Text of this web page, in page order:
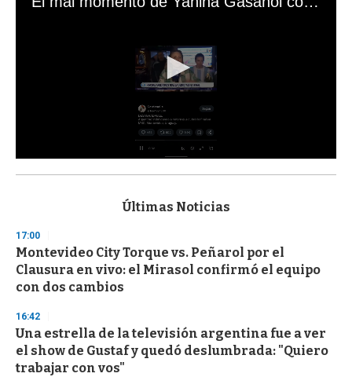
s
d
s
o
f
3
s
e
c
o
n
Últimas Noticias
17:00
Montevideo City Torque vs. Peñarol por el
Clausura en vivo: el Mirasol confirmó el equipo
con dos cambios
16:42
Una estrella de la televisión argentina fue a ver
el show de Gustaf y quedó deslumbrada: "Quiero
trabajar con vos"